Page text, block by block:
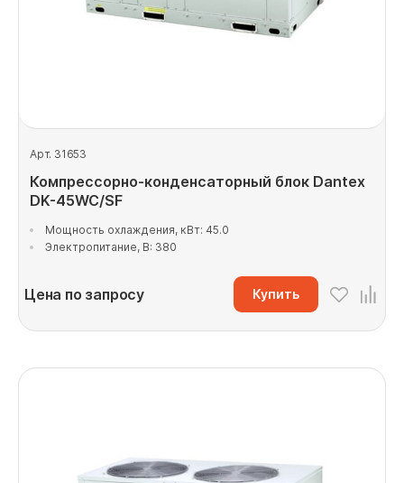
Арт. 31653
Компрессорно-конденсаторный блок Dantex
DK-45WC/SF
Мощность охлаждения, кВт: 45.0
Электропитание, В: 380
Цена по запросу Купить